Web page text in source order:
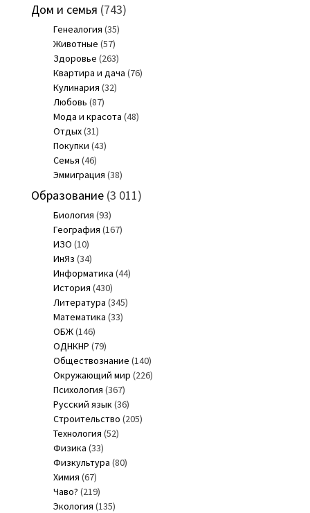
Дом и семья (743)
Генеалогия (35)
Животные (57)
Здоровье (263)
Квартира и дача (76)
Кулинария (32)
Любовь (87)
Мода и красота (48)
Отдых(31)
Покупки (43)
Семья (46)
Эммиграция (38)
Образование(3 011)
Биология (93)
География (167)
ИЗО (10)
ИнЯз (34)
Информатика (44)
История (430)
Литература (345)
Математика (33)
ОБЖ(146)
ОДНКНР (79)
Обществознание (140)
Окружающий мир (226)
Психология (367)
Русский язык(36)
Строительство (205)
Технология (52)
Физика (33)
Физкультура (80)
Химия (67)
Чаво? (219)
Экология (135)